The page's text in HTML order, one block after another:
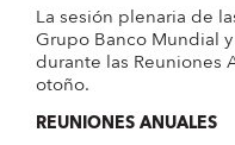
La sesión plenaria de
Grupo Banco Mundial
durante las Reuniones
otoño.
REUNIONES ANUALES